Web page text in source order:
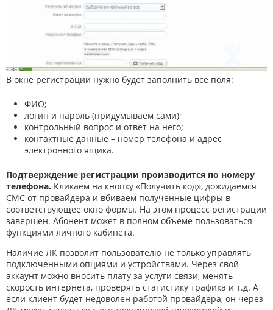
В окне регистрации нужно будет заполнить все поля:
ФИО;
логин и пароль (придумываем сами);
контрольный вопрос и ответ на него;
контактные данные – номер телефона и адрес
электронного ящика.
Подтверждение регистрации производится по номеру
телефона. Кликаем на кнопку «Получить код», дожидаемся
СМС от провайдера и вбиваем полученные цифры в
соответствующее окно формы. На этом процесс регистрации
завершен. Абонент может в полном объеме пользоваться
функциями личного кабинета.
Наличие ЛК позволит пользователю не только управлять
подключенными опциями и устройствами. Через свой
аккаунт можно вносить плату за услуги связи, менять
скорость интернета, проверять статистику трафика и т.д. А
если клиент будет недоволен работой провайдера, он через